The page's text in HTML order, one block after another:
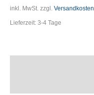
inkl. MwSt. zzgl. Versandkosten
Lieferzeit: 3-4 Tage